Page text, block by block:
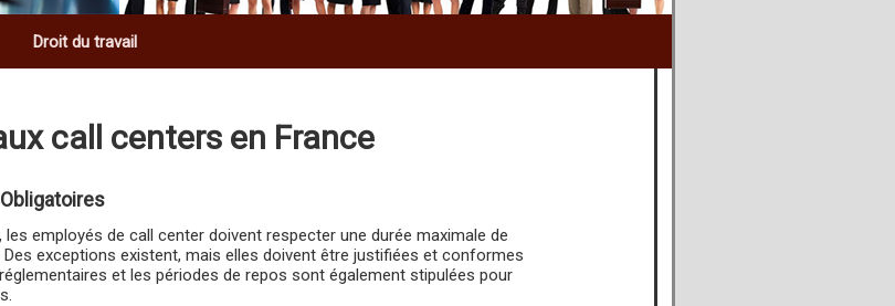
Droit du travail
call centers en France
les employés de call center doivent respecter une durée maximale de
Des exceptions existent, mais elles doivent être justifiées et conformes
et les périodes de repos sont également stipulées pour